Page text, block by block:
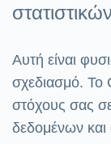
Αυτή είναι
σχεδιασμό. Το
στόχους σας
δεδομένων και